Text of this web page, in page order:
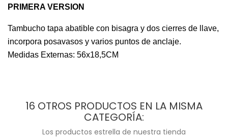
PRIMERA VERSION
Tambucho tapa abatible con bisagra y dos cierres de llave,
incorpora posavasos y varios puntos de anclaje.
Medidas Externas: 56x18,5CM
16 OTROS PRODUCTOS EN LA MISMA
CATEGORÍA:
Los productos estrella de nuestra tienda